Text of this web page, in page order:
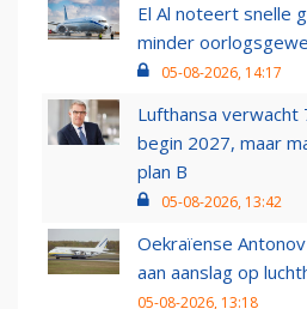
El Al noteert snelle
minder
05-08-2026, 14:17
Lufthansa verwacht
begin 2027, maar
plan B
05-08-2026, 13:42
Oekraïense
aan aanslag op
05-08-2026, 13:18